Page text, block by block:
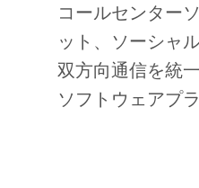
コールセンター
ット、ソーシャ
双方向通信を統
ソフトウェアプ